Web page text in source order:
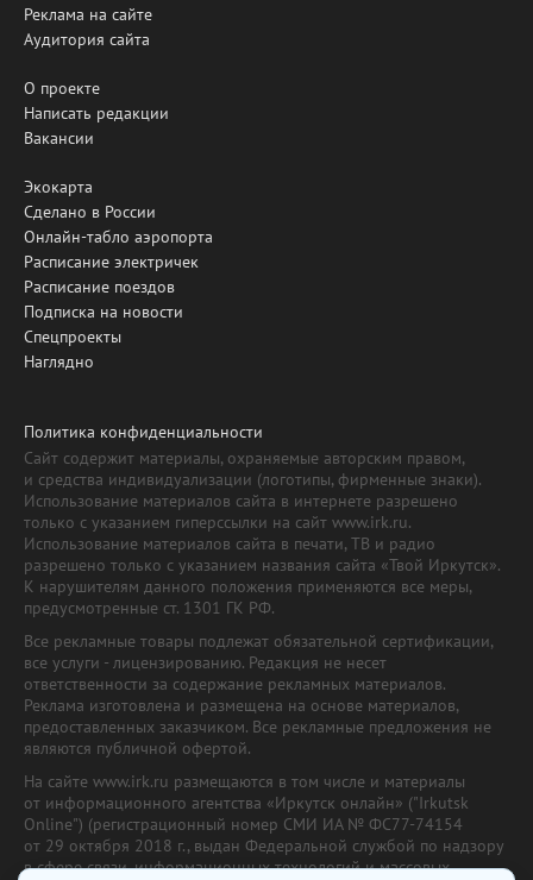
Реклама на сайте
Аудитория сайта
О проекте
Написать редакции
Вакансии
Экокарта
Сделано в России
Онлайн-табло аэропорта
Расписание электричек
Расписание поездов
Подписка на новости
Спецпроекты
Наглядно
Политика конфиденциальности
Сайт содержит материалы, охраняемые авторским правом,
и средства индивидуализации (логотипы, фирменные знаки).
Использование материалов сайта в интернете разрешено
только с указанием гиперссылки на сайт www.irk.ru.
Использование материалов сайта в печати, ТВ и радио
разрешено только с указанием названия сайта «Твой Иркутск».
К нарушителям данного положения применяются все меры,
предусмотренные ст. 1301 ГК РФ.
Все рекламные товары подлежат обязательной сертификации,
все услуги - лицензированию. Редакция не несет
ответственности за содержание рекламных материалов.
Реклама изготовлена и размещена на основе материалов,
предоставленных заказчиком. Все рекламные предложения не
являются публичной офертой.
На сайте www.irk.ru размещаются в том числе и материалы
от информационного агентства «Иркутск онлайн» ("Irkutsk
Online") (регистрационный номер СМИ ИА № ФС77-74154
от 29 октября 2018 г., выдан Федеральной службой по надзору
в сфере связи, информационных технологий и массовых